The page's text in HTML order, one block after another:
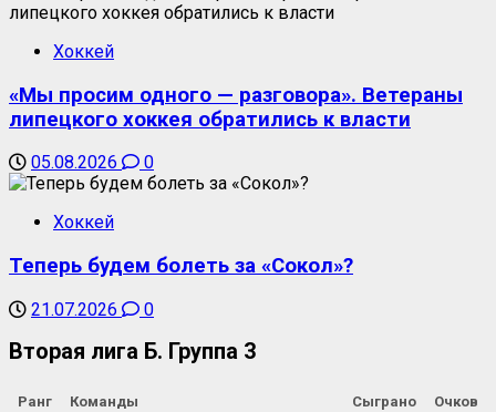
Хоккей
«Мы просим одного — разговора». Ветераны
липецкого хоккея обратились к власти
05.08.2026 0
Хоккей
Теперь будем болеть за «Сокол»?
21.07.2026 0
Вторая лига Б. Группа 3
Ранг Команды Сыграно Очков